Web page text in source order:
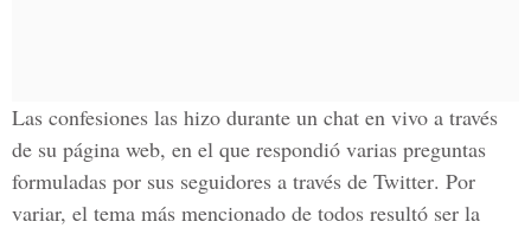
Las confesiones las hizo durante un chat en vivo a través
de su página web, en el que respondió varias preguntas
formuladas por sus seguidores a través de Twitter. Por
variar, el tema más mencionado de todos resultó ser la